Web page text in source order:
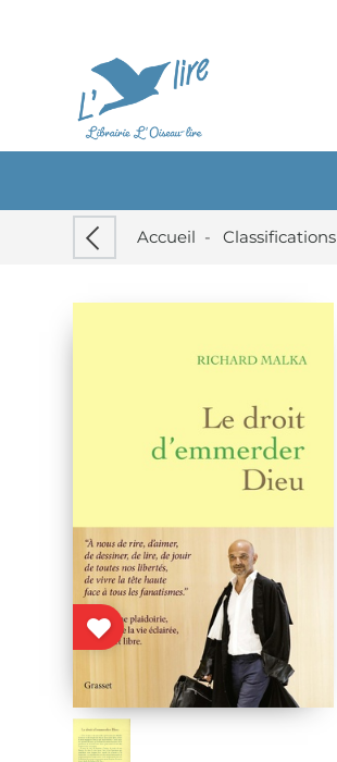
Accueil - Classifications